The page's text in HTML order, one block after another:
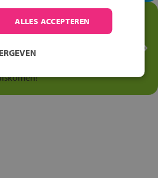
talent in de
en Logistiek
voor vmbo Transport en
ALLES ACCEPTEREN